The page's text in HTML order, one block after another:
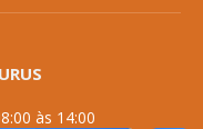
às 14:00